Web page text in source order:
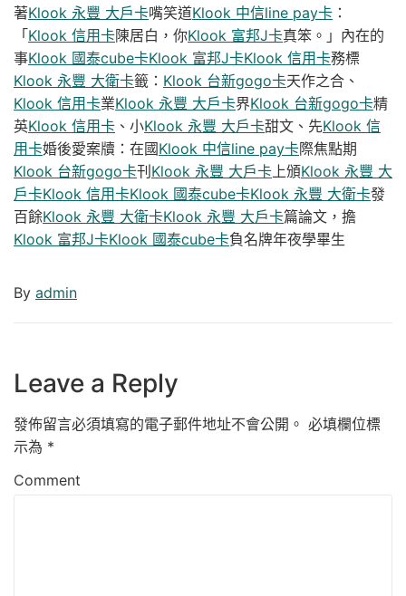
著Klook 永豐 大戶卡嘴笑道Klook 中信line pay卡 ：
「 Klook 信用卡陳居白，你Klook 富邦J卡真笨。」內在的
事Klook 國泰cube卡Klook 富邦J卡Klook 信用卡務標
Klook 永豐 大衛卡籤： Klook 台新gogo卡天作之合、
Klook 信用卡業Klook 永豐 大戶卡界Klook 台新gogo卡精
英Klook 信用卡 、小Klook 永豐 大戶卡甜文、先Klook 信
用卡婚後愛案牘：在國Klook 中信line pay卡際焦點期
Klook 台新gogo卡刊 Klook 永豐 大戶卡上頒Klook 永豐 大
戶卡Klook 信用卡Klook 國泰cube卡Klook 永豐 大衛卡發
百餘Klook 永豐 大衛卡Klook 永豐 大戶卡篇論文，擔
Klook 富邦J卡Klook 國泰cube卡負名牌年夜學畢生
By admin
Leave a Reply
發佈留言必須填寫的電子郵件地址不會公開。 必填欄位標
示為 *
Comment